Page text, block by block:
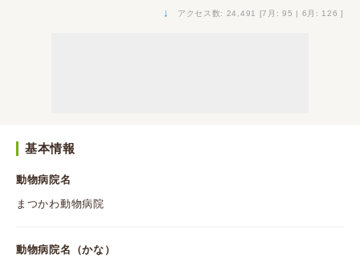
↓ アクセス数: 24,491 [7月: 95 | 6月: 126 ]
基本情報
動物病院名
まつかわ動物病院
動物病院名（かな）